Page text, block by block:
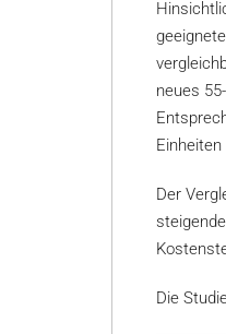
neues
Der
Die